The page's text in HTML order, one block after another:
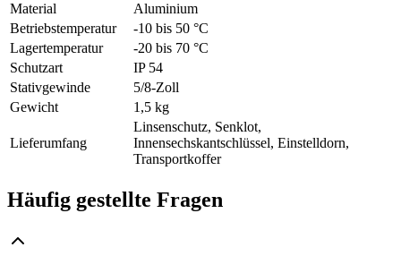
Material
Aluminium
Betriebstemperatur
-10 bis 50 °C
Lagertemperatur
-20 bis 70 °C
Schutzart
IP 54
Stativgewinde
5/8-Zoll
Gewicht
1,5 kg
Lieferumfang
Linsenschutz, Senklot,
Innensechskantschlüssel, Einstelldorn,
Transportkoffer
Häufig gestellte Fragen